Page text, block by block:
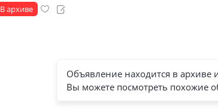
В архиве
Объявление находится в
Вы можете посмотреть похожие